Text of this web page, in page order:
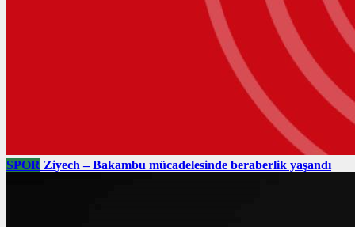
SPOR Ziyech – Bakambu mücadelesinde beraberlik yaşandı